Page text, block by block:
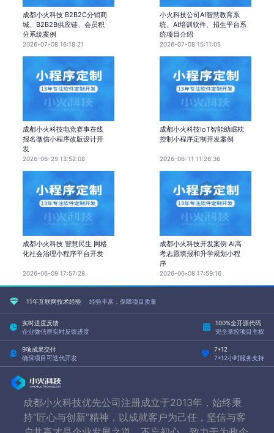
成都小火科技 B2B2C分销商
城、B2B2B供应链、会员积
分系统案例
2026-07-08 16:18:21
小火科技公司AI智慧教育系
统、AI培训软件、招生平台系
统项目介绍
2026-07-08 15:11:05
成都小火科技电竞赛事在线
报名微信小程序改版设计开
发
2026-06-29 13:52:08
成都小火科技IoT智能助眠枕
控制小程序定制开发案例
2026-06-11 11:26:36
成都小火科技 智慧民生 网格
化社会治理小程序平台开发
2026-06-09 17:57:28
成都小火科技开发案例 AI高
考志愿填报和升学规划小程
序
2026-06-08 17:59:16
11年互联网技术经验 经验丰富，保障项目质量
实时进度反馈
企业微信群实时反馈进度
100%全开源代码
完全掌控项目主权
9项成果交付
确保项目可迭代开发
7*12
7*12小时服务支持
成都小火科技优先公司注册成立于2013年，始终秉
持“匠心与创新”精神，以成就客户为己任，坚信与客